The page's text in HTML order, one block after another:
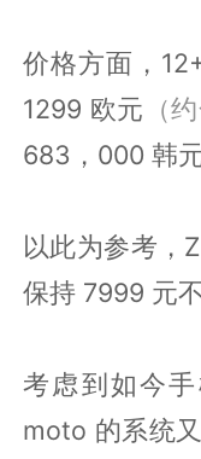
价格方面，
1299 欧元 （
683，000 韩
以此为参考，
保持 7999 元不
考虑到如今手
moto 的系统